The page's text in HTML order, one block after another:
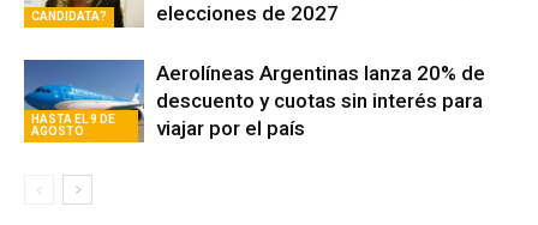
CANDIDATA?
elecciones de 2027
HASTA EL 9 DE
AGOSTO
Aerolíneas Argentinas lanza 20% de
descuento y cuotas sin interés para
viajar por el país